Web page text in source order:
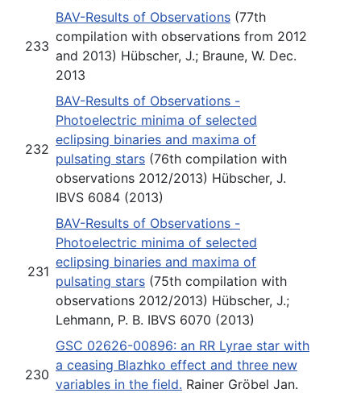
233
BAV-Results of Observations (77th
compilation with observations from 2012
and 2013) Hübscher, J.; Braune, W. Dec.
2013
232
BAV-Results of Observations -
Photoelectric minima of selected
eclipsing binaries and maxima of
pulsating stars (76th compilation with
observations 2012/2013) Hübscher, J.
IBVS 6084 (2013)
231
BAV-Results of Observations -
Photoelectric minima of selected
eclipsing binaries and maxima of
pulsating stars (75th compilation with
observations 2012/2013) Hübscher, J.;
Lehmann, P. B. IBVS 6070 (2013)
230
GSC 02626-00896: an RR Lyrae star with
a ceasing Blazhko effect and three new
variables in the field. Rainer Gröbel Jan.